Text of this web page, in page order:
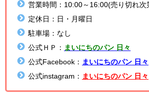
営業時間：10:00～16:00(売り切れ次
定休日：日・月曜日
駐車場：なし
公式ＨＰ：
まいにちのパン 日々
公式Facebook：
まいにちのパン 日々
公式instagram：
ま いにちのパン 日々